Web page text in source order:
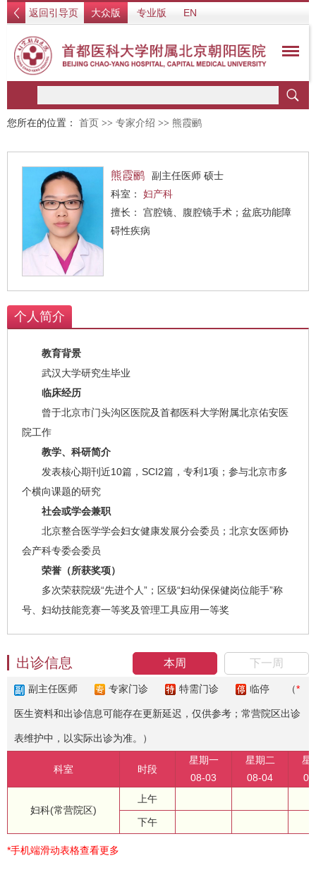
返回引导页 大众版 专业版 EN
您所在的位置： 首页 >> 专家介绍 >> 熊霞鹂
熊霞鹂
副主任医师 硕士
科室： 妇产科
擅长： 宫腔镜、腹腔镜手术；盆底功能障
碍性疾病
个人简介
教育背景
武汉大学研究生毕业
临床经历
曾于北京市门头沟区医院及首都医科大学附属北京佑安医
院工作
教学、科研简介
发表核心期刊近10篇，SCI2篇，专利1项；参与北京市多
个横向课题的研究
社会或学会兼职
北京整合医学学会妇女健康发展分会委员；北京女医师协
会产科专委会委员
荣誉（所获奖项）
多次荣获院级“先进个人”；区级“妇幼保保健岗位能手”称
号、妇幼技能竞赛一等奖及管理工具应用一等奖
本周 下一周
出诊信息
副主任医师 专家门诊 特需门诊 临停 （*
医生资料和出诊信息可能存在更新延迟，仅供参考；常营院区出诊
表维护中，以实际出诊为准。）
科室 时段
星期一
08-03
星期二
08-04
星
妇科(常营院区)
上午
下午
*手机端滑动表格查看更多